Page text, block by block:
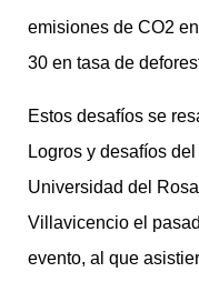
emisiones de CO2
30 en tasa de
Estos desafíos se
Logros y desafíos
Universidad del
Villavicencio el
evento, al que